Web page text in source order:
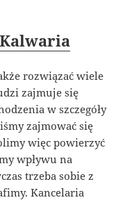
rozwiązać wiele
zajmuje się
w szczegóły
zajmować się
więc powierzyć
wpływu na
trzeba sobie z
Kancelaria